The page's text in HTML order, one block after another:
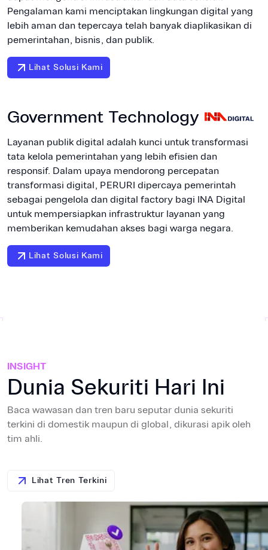
Pengalaman kami menciptakan lingkungan digital yang
lebih aman dan tepercaya telah banyak diaplikasikan di
pemerintahan, bisnis, dan publik.
Lihat Solusi Kami
Government Technology
Layanan publik digital adalah kunci untuk transformasi
tata kelola pemerintahan yang lebih efisien dan
responsif. Dalam upaya mendorong percepatan
transformasi digital, PERURI dipercaya pemerintah
sebagai pengelola dan digital factory bagi INA Digital
untuk mempersiapkan infrastruktur layanan yang
memberikan kemudahan akses bagi warga negara.
Lihat Solusi Kami
INSIGHT
Dunia Sekuriti Hari Ini
Baca wawasan dan tren baru seputar dunia sekuriti
terkini di domestik maupun di global, dikurasi apik oleh
tim ahli.
Lihat Tren Terkini